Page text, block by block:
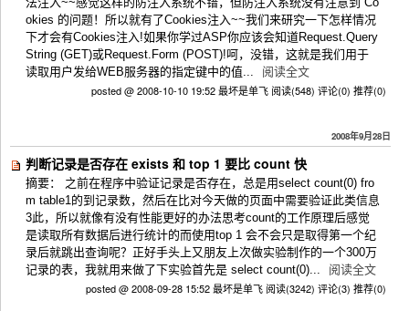
okies 的问题！所以就有了Cookies注入~~我们来研究一下怎样情况
下才会有Cookies注入!如果你学过ASP你应该会知道Request.Query
String (GET)或Request.Form (POST)!呵，没错，这就是我们用于
读取用户发给WEB服务器的指定键中的值...
阅读全文
posted @ 2008-10-10 19:52 最坏是单飞 阅读(548) 评论(0) 推荐(0)
2008年9月28日
判断记录是否存在 exists 和 top 1 要比 count 快
摘要： 之前在程序中验证记录是否存在，总是用select count(0) fro
m table1的到记录数，然后在比对今天做的页面中需要验证此类信息
3此，所以就像有没有性能更好的办法思考count的工作原理后感觉
是读取所有数据后进行统计的而使用top 1 会不会只是取得第一个纪
录后就跳出查询呢？正好手头上又朋友上次做实验制作的一个300万
记录的表，我就用来做了下实验首先是 select count(0)...
阅读全文
posted @ 2008-09-28 15:52 最坏是单飞 阅读(3242) 评论(3) 推荐(0)